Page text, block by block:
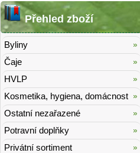
Přehled zboží
Byliny
Čaje
HVLP
Kosmetika, hygiena, domácnost
Ostatní nezařazené
Potravní doplňky
Privátní sortiment